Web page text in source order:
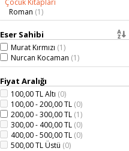
Çocuk Kitapları
Roman (1)
Eser Sahibi
Murat Kırmızı (1)
Nurcan Kocaman (1)
Fiyat Aralığı
100,00 TL Altı (0)
100,00 - 200,00 TL (0)
200,00 - 300,00 TL (1)
300,00 - 400,00 TL (0)
400,00 - 500,00 TL (0)
500,00 TL Üstü (0)